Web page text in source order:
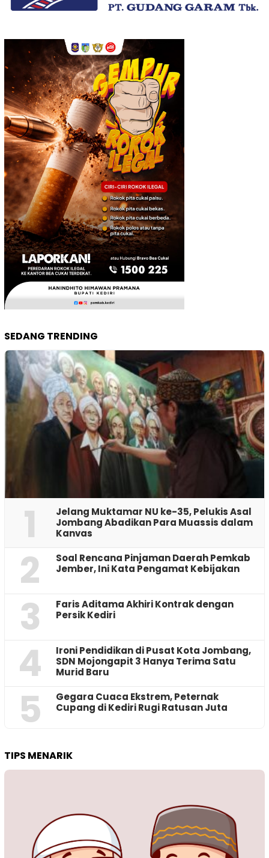
SEDANG TRENDING
1
Jelang Muktamar NU ke-35, Pelukis Asal
Jombang Abadikan Para Muassis dalam
Kanvas
2
‎Soal Rencana Pinjaman Daerah Pemkab
Jember, Ini Kata Pengamat Kebijakan ‎
3
Faris Aditama Akhiri Kontrak dengan
Persik Kediri
4
Ironi Pendidikan di Pusat Kota Jombang,
SDN Mojongapit 3 Hanya Terima Satu
Murid Baru
5
‎Gegara Cuaca Ekstrem, Peternak
Cupang di Kediri Rugi Ratusan Juta
TIPS MENARIK